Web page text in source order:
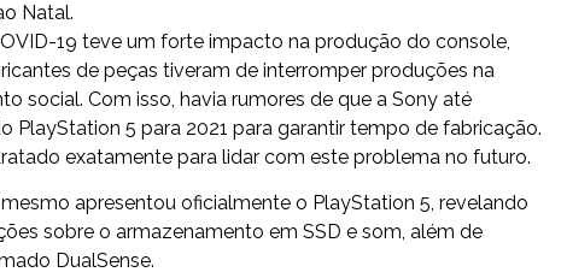
Natal.
19 teve um forte impacto na produção do console,
de peças tiveram de interromper produções na
social. Com isso, havia rumores de que a Sony até
PlayStation 5 para 2021 para garantir tempo de fabricação.
exatamente para lidar com este problema no futuro.
apresentou oficialmente o PlayStation 5, revelando
sobre o armazenamento em SSD e som, além de
DualSense.